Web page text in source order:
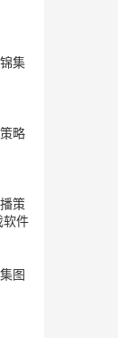
集
略
策
软件
图